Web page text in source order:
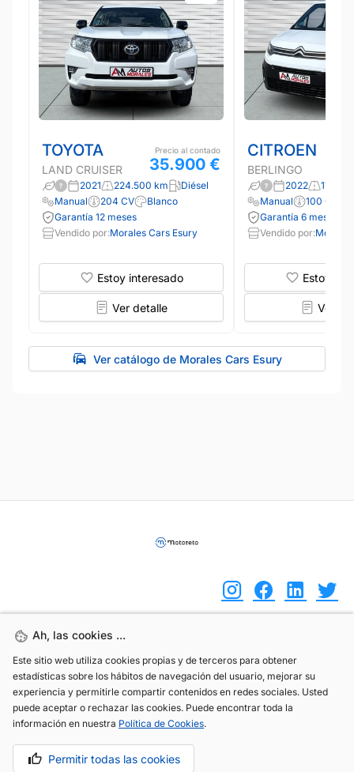
TOYOTA
LAND CRUISER
Precio al contado
35.900 €
2021 224.500 km
Diésel
Manual
204 CV
Blanco
Garantía 12 meses
Vendido por:Morales Cars Esury
Estoy interesado
Ver detalle
CITROEN
BERLINGO
2022
Manual
100 CV
Garantía 6 meses
Vendido por:Morales
Estoy
Ver
Ver catálogo de Morales Cars Esury
Ah, las cookies ...
Este sitio web utiliza cookies propias y de terceros para obtener
estadísticas sobre los hábitos de navegación del usuario, mejorar su
experiencia y permitirle compartir contenidos en redes sociales. Usted
puede aceptar o rechazar las cookies. Puede encontrar toda la
información en nuestra Política de Cookies.
Permitir todas las cookies
Ah, las cookies ...
Este sitio web utiliza cookies propias y de terceros para obtener
estadísticas sobre los hábitos de navegación del usuario, mejorar su
experiencia y permitirle compartir contenidos en redes sociales. Usted
puede aceptar o rechazar las cookies. Puede encontrar toda la
información en nuestra Política de Cookies.
Permitir todas las cookies
info@motoreto.com
Aviso legal Política de cookies